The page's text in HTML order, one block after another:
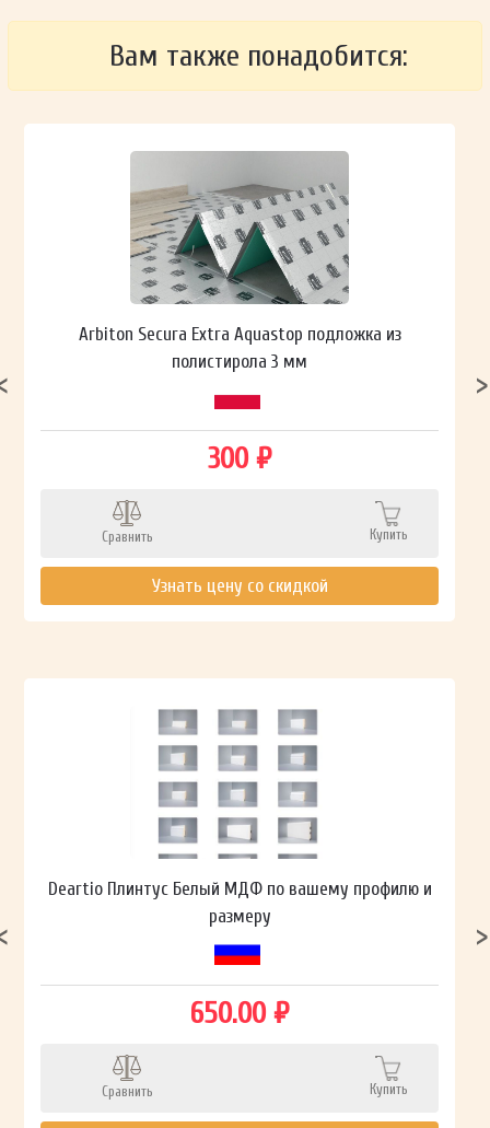
Вам также понадобится:
Arbiton Secura Extra Aquastop подложка из
полистирола 3 мм
300 ₽
Сравнить Купить
Узнать цену со скидкой
Deartio Плинтус Белый МДФ по вашему профилю и
размеру
650.00 ₽
Сравнить Купить